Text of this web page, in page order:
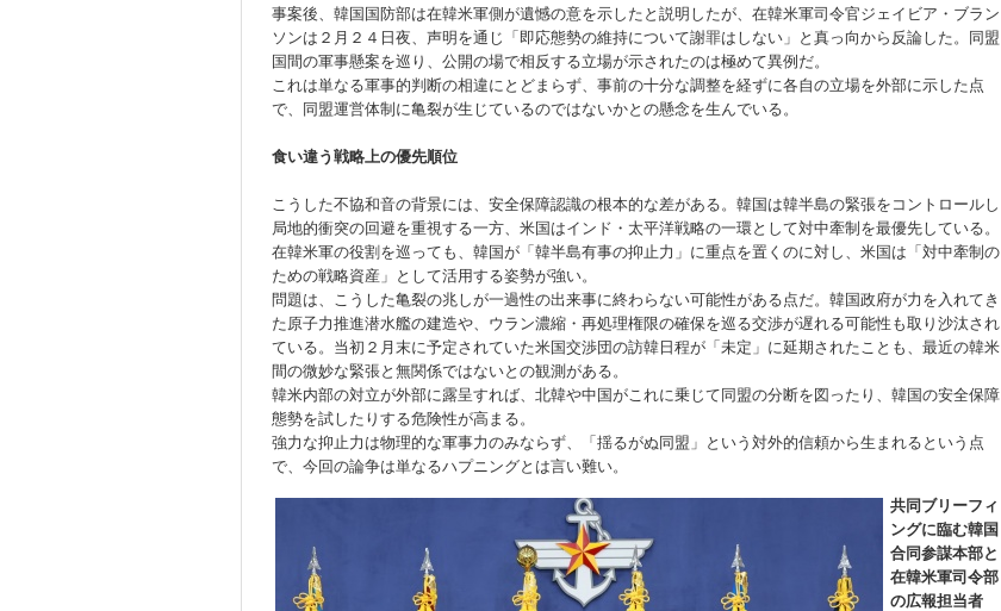
事案後、韓国国防部は在韓米軍側が遺憾の意を示したと説明したが、在韓米軍司令官ジェイビア・ブラン
ソンは２月２４日夜、声明を通じ「即応態勢の維持について謝罪はしない」と真っ向から反論した。同盟
国間の軍事懸案を巡り、公開の場で相反する立場が示されたのは極めて異例だ。
これは単なる軍事的判断の相違にとどまらず、事前の十分な調整を経ずに各自の立場を外部に示した点
で、同盟運営体制に亀裂が生じているのではないかとの懸念を生んでいる。
食い違う戦略上の優先順位
こうした不協和音の背景には、安全保障認識の根本的な差がある。韓国は韓半島の緊張をコントロールし
局地的衝突の回避を重視する一方、米国はインド・太平洋戦略の一環として対中牽制を最優先している。
在韓米軍の役割を巡っても、韓国が「韓半島有事の抑止力」に重点を置くのに対し、米国は「対中牽制の
ための戦略資産」として活用する姿勢が強い。
問題は、こうした亀裂の兆しが一過性の出来事に終わらない可能性がある点だ。韓国政府が力を入れてき
た原子力推進潜水艦の建造や、ウラン濃縮・再処理権限の確保を巡る交渉が遅れる可能性も取り沙汰され
ている。当初２月末に予定されていた米国交渉団の訪韓日程が「未定」に延期されたことも、最近の韓米
間の微妙な緊張と無関係ではないとの観測がある。
韓米内部の対立が外部に露呈すれば、北韓や中国がこれに乗じて同盟の分断を図ったり、韓国の安全保障
態勢を試したりする危険性が高まる。
強力な抑止力は物理的な軍事力のみならず、「揺るがぬ同盟」という対外的信頼から生まれるという点
で、今回の論争は単なるハプニングとは言い難い。
共同ブリーフィ
ングに臨む韓国
合同参謀本部と
在韓米軍司令部
の広報担当者